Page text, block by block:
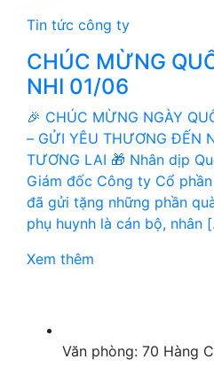
Tin tức công ty
CHÚC MỪNG
NHI 01/06
🎉 CHÚC MỪNG NGÀY
– GỬI YÊU THƯƠNG ĐẾN
TƯƠNG LAI 🎁 Nhân dịp
Giám đốc Công ty Cổ
đã gửi tặng những phần
phụ huynh là cán bộ, nhân
Xem thêm
Văn phòng: 70 Hàng